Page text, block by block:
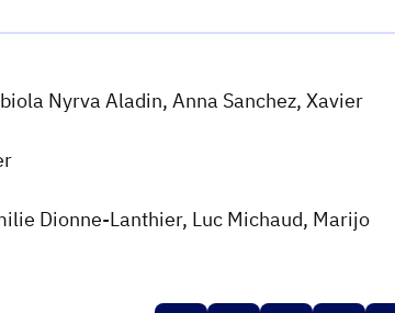
Nyrva Aladin, Anna Sanchez, Xavier
Dionne-Lanthier, Luc Michaud, Marijo